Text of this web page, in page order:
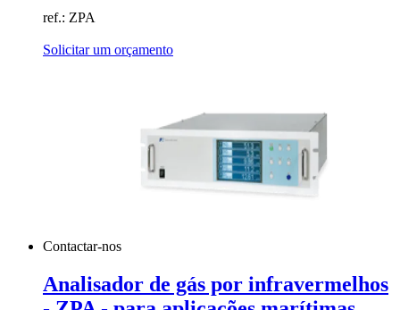
ref.: ZPA
Solicitar um orçamento
Contactar-nos
Analisador de gás por infravermelhos